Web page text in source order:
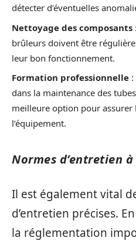
détecter d’éventuelles
Nettoyage des composants
brûleurs doivent être
leur bon fonctionnement.
Formation professionnelle
dans la maintenance des
meilleure option pour assurer
l’équipement.
Normes d’entretien
Il est également vital
d’entretien précises.
la réglementation